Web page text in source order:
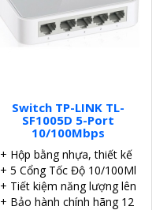
Switch TP-LINK TL-
SF1005D 5-Port
10/100Mbps
+ Hộp bằng nhựa, thiết kế để
+ 5 Cổng Tốc Độ 10/100Mbps.
+ Tiết kiệm năng lượng lên
+ Bảo hành chính hãng 12